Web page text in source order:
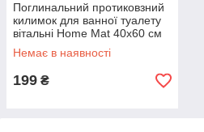
Поглинальний протиковзний
килимок для ванної туалету
вітальні Home Mat 40х60 см
Коричневий
Немає в наявності
199 ₴